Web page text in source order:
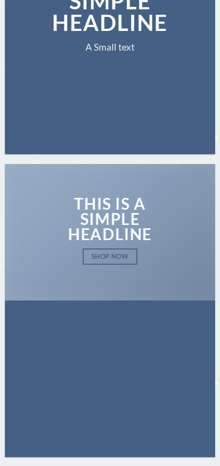
HEADLINE
A Small text
THIS IS A
SIMPLE
HEADLINE
SHOP NOW